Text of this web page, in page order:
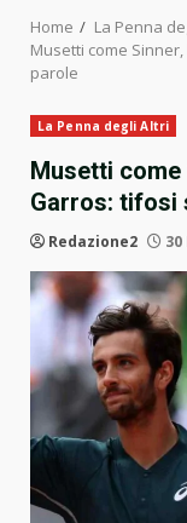
Home
La Penna
Musetti come
parole
La Penna degli Altri
Musetti come
Garros: tifosi
Redazione2